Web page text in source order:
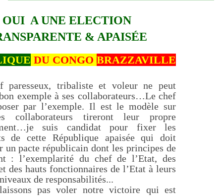
OUI A UNE ELECTION
& APAISÉE
DU CONGO BRAZZAVILLE
paresseux, tribaliste et voleur ne peut
exemple à ses collaborateurs…Le chef
par l’exemple. Il est le modèle sur
collaborateurs tireront leur propre
suis candidat pour fixer les
de cette République apaisée qui doit
un pacte républicain dont les principes de
: l’exemplarité du chef de l’Etat, des
des hauts fonctionnaires de l’Etat à leurs
de responsabilités...
pas voler notre victoire qui est